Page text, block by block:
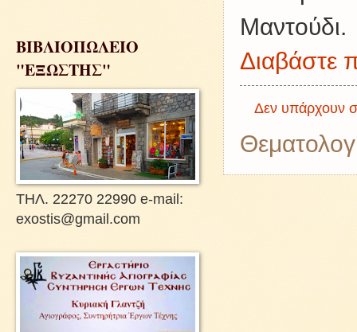
Μαντούδι.
Διαβάστε
Δεν υπάρχουν
ΒΙΒΛΙΟΠΩΛΕΙΟ
"ΕΞΩΣΤΗΣ"
ΤΗΛ. 22270 22990 e-mail:
exostis@gmail.com